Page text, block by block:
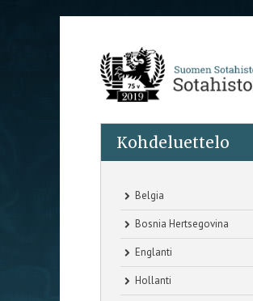
Kohdeluettelo
Belgia
Bosnia Hertsegovina
Englanti
Hollanti